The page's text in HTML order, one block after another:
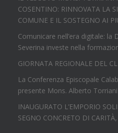
COSENTINO: RINNOVATA LA
COMUNE E IL SOSTEGNO AI
Comunicare nell’era digitale: la
Severina investe nella
GIORNATA REGIONALE DEL
La Conferenza Episcopale
presente Mons. Alberto Torriani
INAUGURATO L’EMPORIO
SEGNO CONCRETO DI